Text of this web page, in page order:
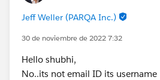
Jeff Weller (PARQA Inc.)
30 de noviembre de 2022 7:32
Hello shubhi,
No..its not email ID its username